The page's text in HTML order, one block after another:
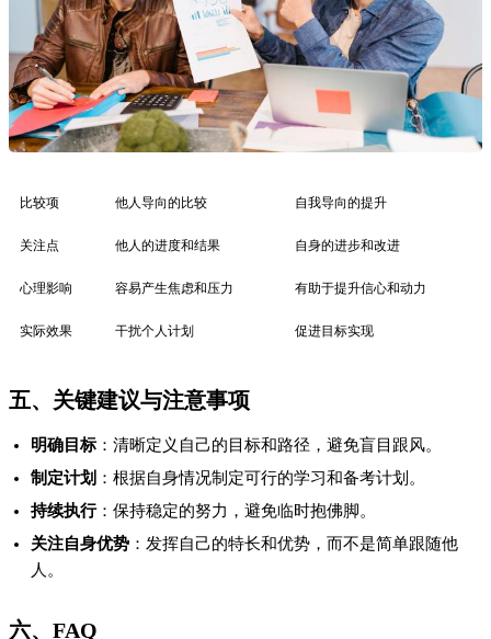
比较项 他人导向的比较 自我导向的提升
关注点 他人的进度和结果 自身的进步和改进
心理影响 容易产生焦虑和压力 有助于提升信心和动力
实际效果 干扰个人计划 促进目标实现
五、关键建议与注意事项
明确目标：清晰定义自己的目标和路径，避免盲目跟风。
制定计划 ：根据自身情况制定可行的学习和备考计划。
持续执行：保持稳定的努力，避免临时抱佛脚。
关注自身优势 ：发挥自己的特长和优势，而不是简单跟随他
人。
六、FAQ